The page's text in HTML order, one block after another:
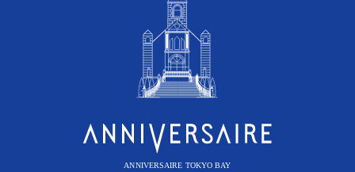
ANNIVERSAIRE TOKYO BAY